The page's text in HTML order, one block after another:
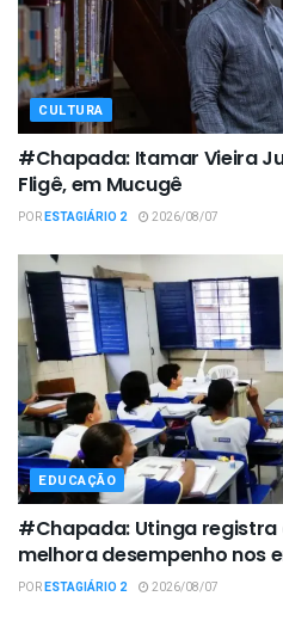
CULTURA
#Chapada: Itamar Vieira
Fligê, em Mucugê
PORESTAGIÁRIO 2 2026/08/07
EDUCAÇÃO
#Chapada: Utinga registra
melhora desempenho nos
PORESTAGIÁRIO 2 2026/08/07